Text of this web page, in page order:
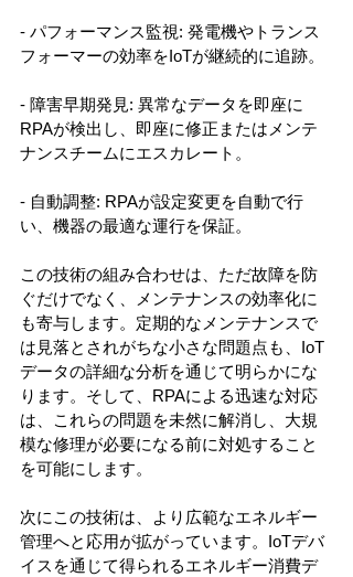
- パフォーマンス監視: 発電機やトランス
フォーマーの効率をIoTが継続的に追跡。
- 障害早期発見: 異常なデータを即座に
RPAが検出し、即座に修正またはメンテ
ナンスチームにエスカレート。
- 自動調整: RPAが設定変更を自動で行
い、機器の最適な運行を保証。
この技術の組み合わせは、ただ故障を防
ぐだけでなく、メンテナンスの効率化に
も寄与します。定期的なメンテナンスで
は見落とされがちな小さな問題点も、IoT
データの詳細な分析を通じて明らかにな
ります。そして、RPAによる迅速な対応
は、これらの問題を未然に解消し、大規
模な修理が必要になる前に対処すること
を可能にします。
次にこの技術は、より広範なエネルギー
管理へと応用が拡がっています。IoTデバ
イスを通じて得られるエネルギー消費デ